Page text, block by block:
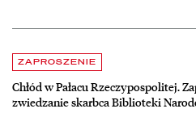
Aktualności
ZAPROSZENIE
Chłód w Pałacu Rzeczypospolitej.
zwiedzanie skarbca Biblioteki
czytaj więcej o Chłód w Pałacu